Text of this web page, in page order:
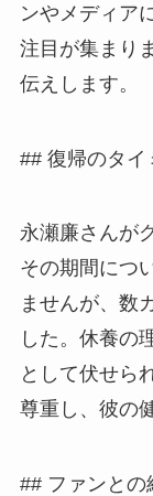
ンやメディア
注目が集まり
伝えします。
## 復帰のタイ
永瀬廉さんが
その期間につ
ませんが、数
した。休養の
として伏せら
尊重し、彼の
## ファンとの